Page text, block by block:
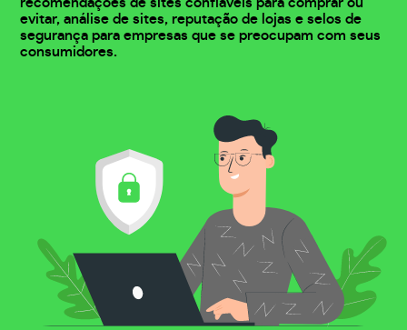
recomendações de sites confiáveis para comprar ou
evitar, análise de sites, reputação de lojas e selos de
segurança para empresas que se preocupam com seus
consumidores.